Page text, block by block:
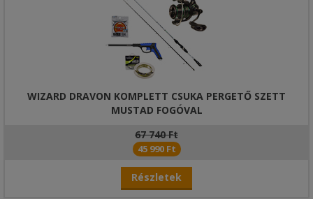
WIZARD DRAVON KOMPLETT CSUKA PERGETŐ SZETT
MUSTAD FOGÓVAL
67 740 Ft
45 990 Ft
Részletek